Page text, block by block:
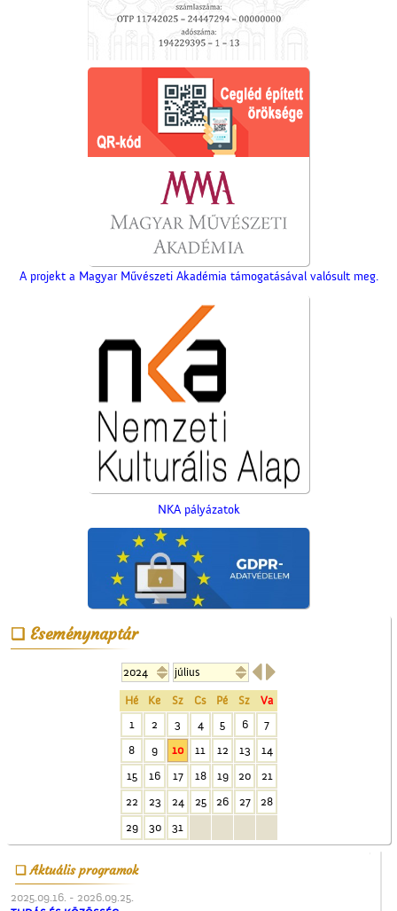
A projekt a Magyar Művészeti Akadémia támogatásával valósult meg.
NKA pályázatok
Eseménynaptár

Hé Ke Sz Cs Pé Sz
Va
1
2 3 4 5 6
7
8
9 10 11 12 13
14
15
16 17 18 19 20
21
22
23 24 25 26 27
28
29
30 31
Aktuális programok
2025.09.16. - 2026.09.25.
A ceglédi tanyasi
tanítókról
A ceglédi Népkör udvarán